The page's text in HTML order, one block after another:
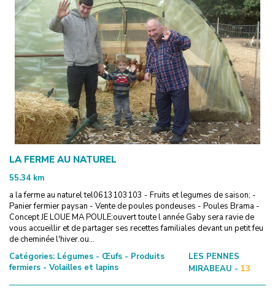
LA FERME AU NATUREL
55.34 km
a la ferme au naturel tel0613103103 - Fruits et legumes de saison; -
Panier fermier paysan - Vente de poules pondeuses - Poules Brama -
Concept JE LOUE MA POULE;ouvert toute l année Gaby sera ravie de
vous accueillir et de partager ses recettes familiales devant un petit feu
de cheminée l'hiver.ou...
Catégories: Légumes - Œufs - Produits
fermiers - Volailles et lapins
LES PENNES
MIRABEAU - 13